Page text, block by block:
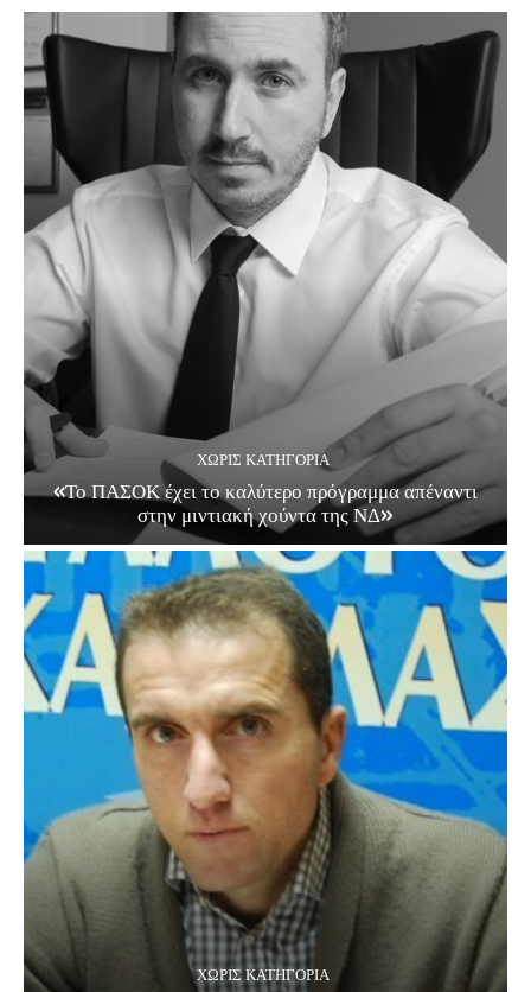
ΧΩΡΊΣ ΚΑΤΗΓΟΡΊΑ
«Το ΠΑΣΟΚ έχει το καλύτερο πρόγραμμα απέναντι
στην μιντιακή χούντα της ΝΔ»
ΧΩΡΊΣ ΚΑΤΗΓΟΡΊΑ